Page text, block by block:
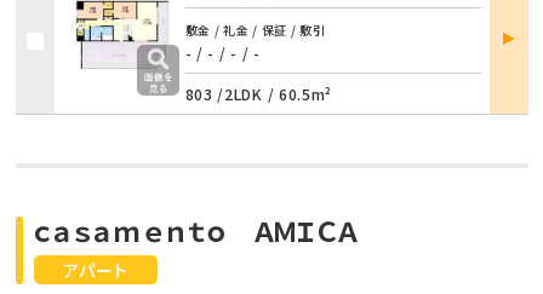
敷金 / 礼金 / 保証 / 敷引
- / - / - / -
803 /2LDK / 60.5m²
部屋
詳細
アパート
ｃａｓａｍｅｎｔｏ ＡＭＩＣＡ